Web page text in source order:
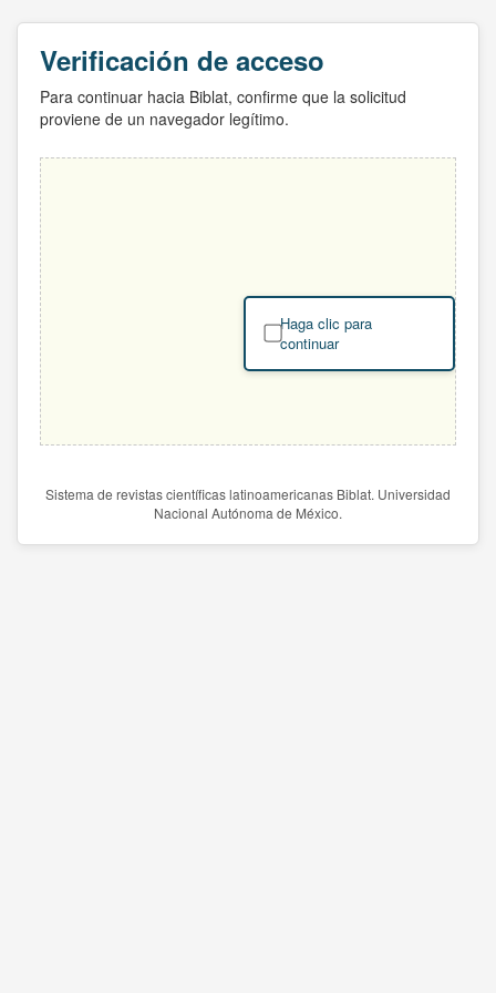
Verificación de acceso
Para continuar hacia Biblat, confirme que la solicitud
proviene de un navegador legítimo.
Haga clic para
continuar
Sistema de revistas científicas latinoamericanas Biblat. Universidad
Nacional Autónoma de México.